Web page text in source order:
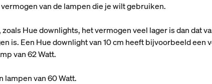
van de lampen die je wilt gebruiken.
Hue downlights, het vermogen veel lager is dan dat
is. Een Hue downlight van 10 cm heeft bijvoorbeeld een
van 62 Watt.
lampen van 60 Watt.